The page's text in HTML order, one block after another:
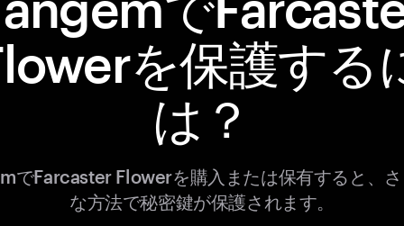
を保護する
は？
でFarcaster Flowerを購入または保有すると、さ
な方法で秘密鍵が保護されます。